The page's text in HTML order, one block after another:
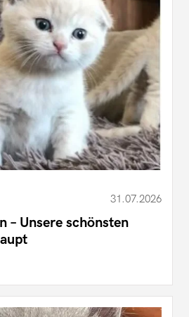
31.07.2026
– Unsere schönsten